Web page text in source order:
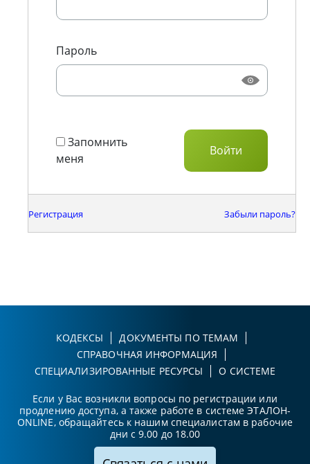
Пароль
Запомнить
меня
Регистрация Забыли пароль?
КОДЕКСЫ
ДОКУМЕНТЫ ПО ТЕМАМ
СПРАВОЧНАЯ ИНФОРМАЦИЯ
СПЕЦИАЛИЗИРОВАННЫЕ РЕСУРСЫ
О СИСТЕМЕ
Если у Вас возникли вопросы по регистрации или
продлению доступа, а также работе в системе ЭТАЛОН-
ONLINE, обращайтесь к нашим специалистам в рабочие
дни с 9.00 до 18.00